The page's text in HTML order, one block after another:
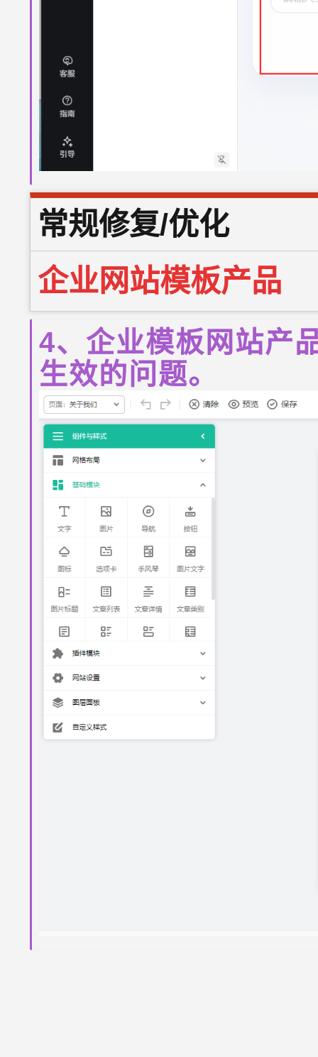
常规修复/优化
企业网站模板产品
4、企业模板网站产
生效的问题。